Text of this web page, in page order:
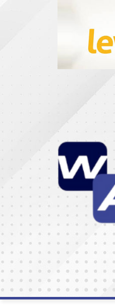
CATEGORIAS
ABASTECIMENTO
SOCIAL
ADMINISTRAÇÃO
AGOSTO
LILÁS
ALEGRIA